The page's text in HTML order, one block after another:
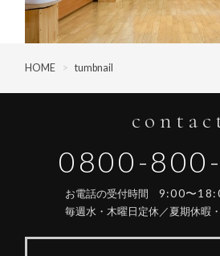
HOME > tumbnail
0800-
お電話の受付時間 9:00〜
毎週水・木曜日定休／夏期休暇